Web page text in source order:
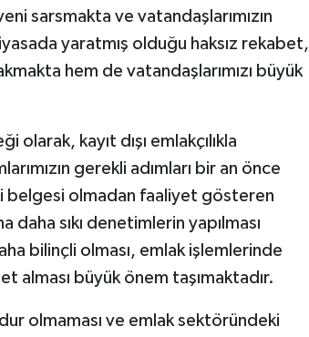
sarsmakta ve vatandaşlarımızın
yaratmış olduğu haksız rekabet,
hem de vatandaşlarımızı büyük
kayıt dışı emlakçılıkla
gerekli adımları bir an önce
belgesi olmadan faaliyet gösteren
sıkı denetimlerin yapılması
bilinçli olması, emlak işlemlerinde
alması büyük önem taşımaktadır.
olmaması ve emlak sektöründeki